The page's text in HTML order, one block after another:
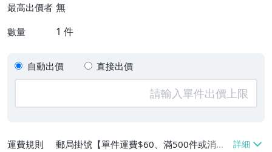
最高出價者 無
數量 1 件
自動出價 直接出價
運費規則
郵局掛號【單件運費$60、滿500件或消費